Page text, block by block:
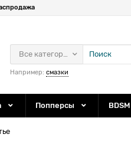
Все категории
Например: смазки
Попперсы BDSM